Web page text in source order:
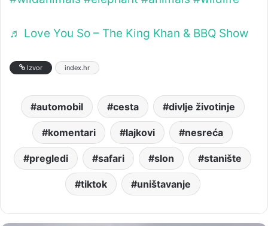
♬ Love You So – The King Khan & BBQ Show
Izvor index.hr
automobil cesta divlje životinje
komentari lajkovi nesreća
pregledi safari slon stanište
tiktok uništavanje